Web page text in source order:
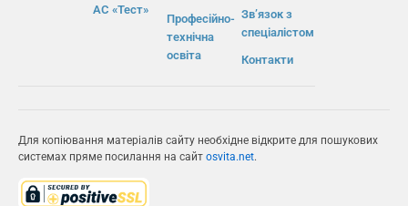
АС «Тест»
Професійно-
технічна
освіта
Зв’язок з
спеціалістом
Контакти
Для копіювання матеріалів сайту необхідне відкрите для пошукових
системах пряме посилання на сайт osvita.net.